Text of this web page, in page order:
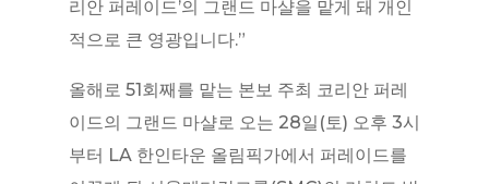
리안 퍼레이드’의 그랜드 마샬을 맡게 돼 개인
적으로 큰 영광입니다.”
올해로 51회째를 맡는 본보 주최 코리안 퍼레
이드의 그랜드 마샬로 오는 28일(토) 오후 3시
부터 LA 한인타운 올림픽가에서 퍼레이드를